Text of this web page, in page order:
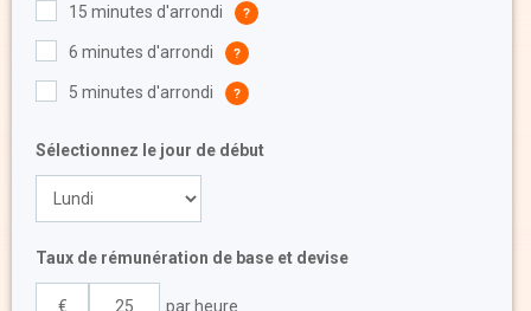
15 minutes d'arrondi
6 minutes d'arrondi
5 minutes d'arrondi
Sélectionnez le jour de début
Taux de rémunération de base et devise
par heure